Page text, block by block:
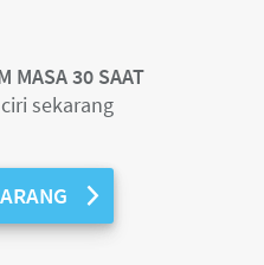
MASA 30 SAAT
sekarang